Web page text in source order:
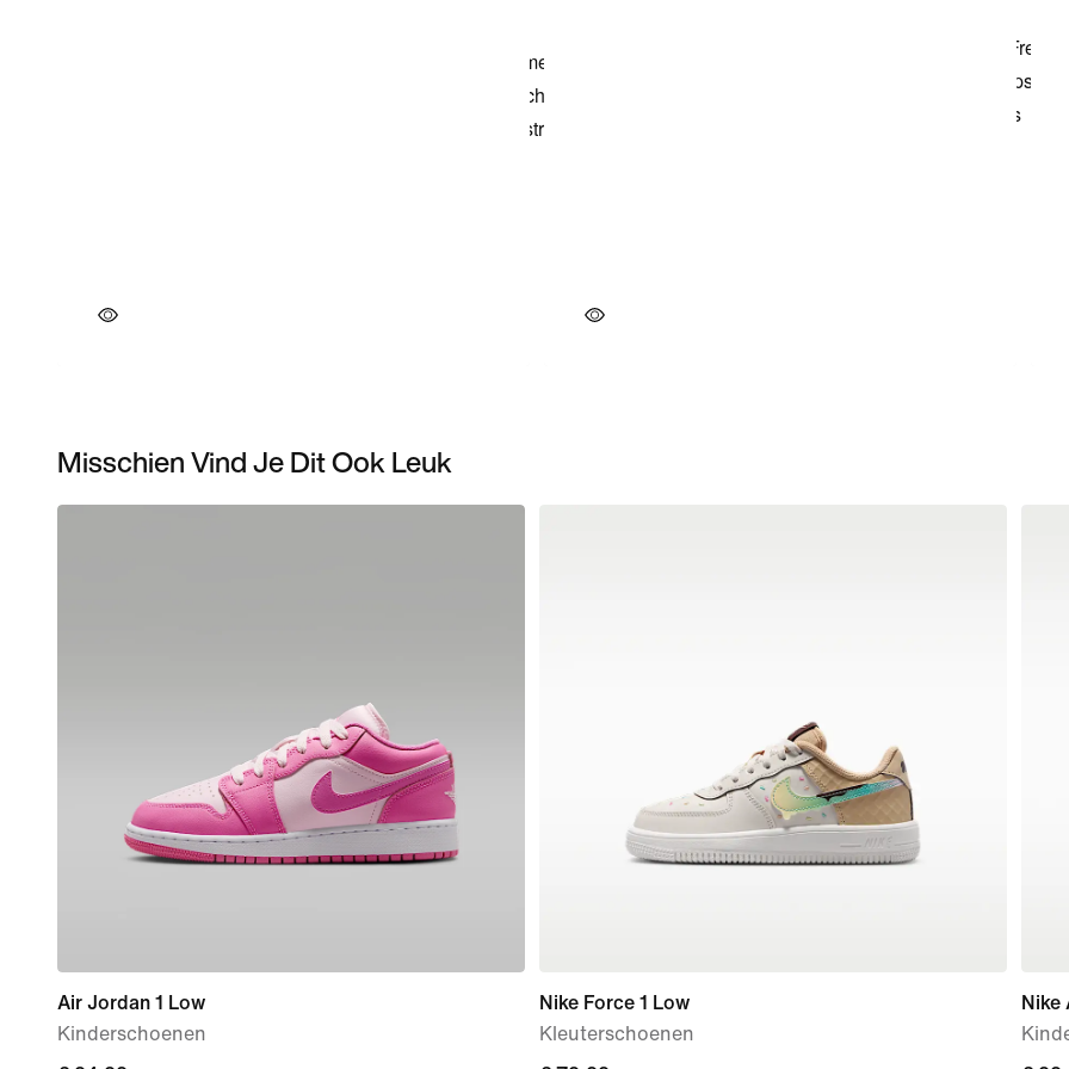
Misschien Vind Je Dit Ook Leuk
Air Jordan 1 Low
Kinderschoenen
Nike Force 1 Low
Kleuterschoenen
Nike